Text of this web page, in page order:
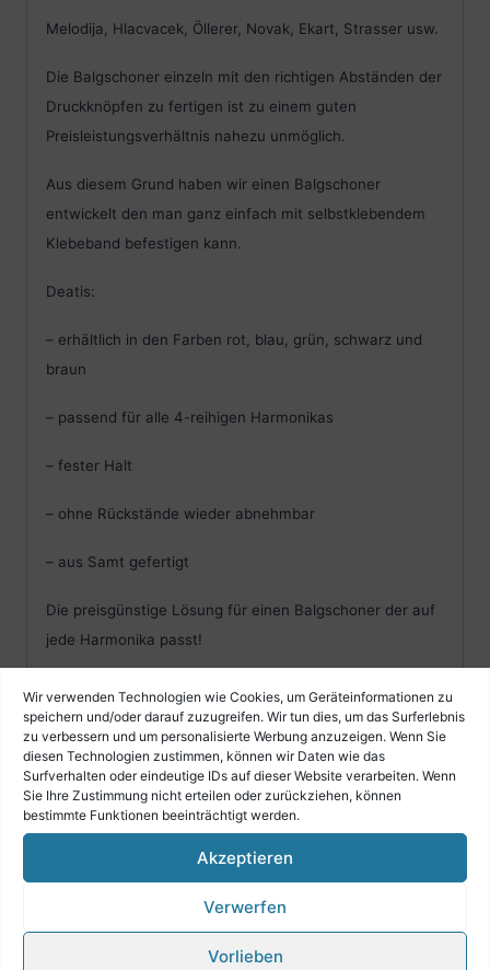
Wir verwenden Technologien wie Cookies, um Geräteinformationen zu
speichern und/oder darauf zuzugreifen. Wir tun dies, um das Surferlebnis
zu verbessern und um personalisierte Werbung anzuzeigen. Wenn Sie
diesen Technologien zustimmen, können wir Daten wie das
Surfverhalten oder eindeutige IDs auf dieser Website verarbeiten. Wenn
Sie Ihre Zustimmung nicht erteilen oder zurückziehen, können
bestimmte Funktionen beeinträchtigt werden.
Akzeptieren
Verwerfen
Vorlieben
Melodija, Hlacvacek, Öllerer, Novak, Ekart, Strasser usw.
Die Balgschoner einzeln mit den richtigen Abständen der
Druckknöpfen zu fertigen ist zu einem guten
Preisleistungsverhältnis nahezu unmöglich.
Aus diesem Grund haben wir einen Balgschoner
entwickelt den man ganz einfach mit selbstklebendem
Klebeband befestigen kann.
Deatis:
– erhältlich in den Farben rot, blau, grün, schwarz und
braun
– passend für alle 4-reihigen Harmonikas
– fester Halt
– ohne Rückstände wieder abnehmbar
– aus Samt gefertigt
Die preisgünstige Lösung für einen Balgschoner der auf
jede Harmonika passt!
Probieren Sie es aus.
Ähnliche Produkte